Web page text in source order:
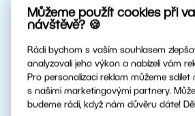
Můžeme použít cookies při
návštěvě? 🍪
Rádi bychom s vaším souhlasem
analyzovali jeho výkon a nabízeli vám
Pro personalizaci reklam můžeme sdílet
s našimi marketingovými partnery.
budeme rádi, když nám důvěru dáte!
změnit. Uživatel bere na
datech nemusí být shodná
terminologií používanou v
nebo Dalších produktech
dokumentaci k nim (např.